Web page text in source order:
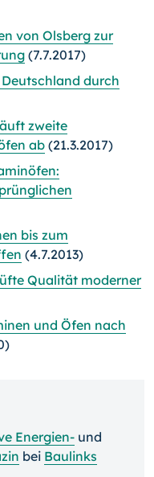
von Olsberg zur
(7.7.2017)
durch
zweite
ab(21.3.2017)
bis zum
(4.7.2013)
Qualität moderner
und Öfen nach
Energien- und
bei Baulinks